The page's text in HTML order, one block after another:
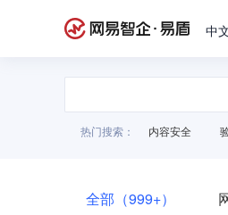
中
热门搜索： 内容安全
全部（999+）